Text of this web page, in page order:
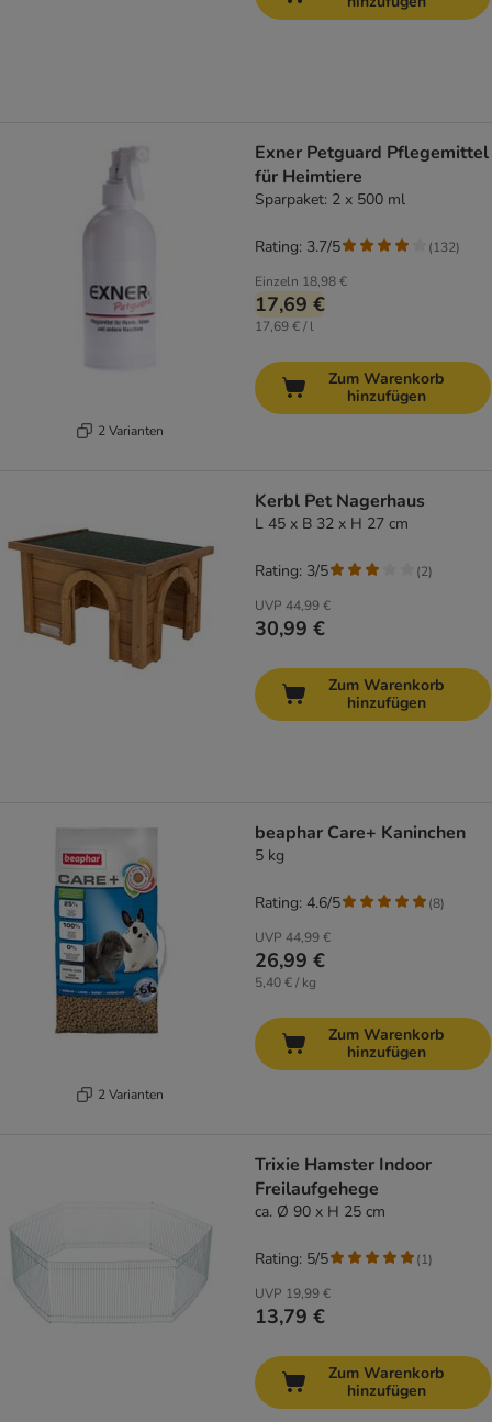
2 Varianten
Exner Petguard Pflegemittel
für Heimtiere
Sparpaket: 2 x 500 ml
Einzeln 18,98 €
17,69 €
17,69 € / l
Rating: 3.7/5 (132)
Zum Warenkorb
hinzufügen
Kerbl Pet Nagerhaus
L 45 x B 32 x H 27 cm
UVP 44,99 €
30,99 €
Rating: 3/5 (2)
Zum Warenkorb
hinzufügen
2 Varianten
beaphar Care+ Kaninchen
5 kg
UVP 44,99 €
26,99 €
5,40 € / kg
Rating: 4.6/5 (8)
Zum Warenkorb
hinzufügen
Trixie Hamster Indoor
Freilaufgehege
ca. Ø 90 x H 25 cm
UVP 19,99 €
13,79 €
Rating: 5/5 (1)
Zum Warenkorb
hinzufügen